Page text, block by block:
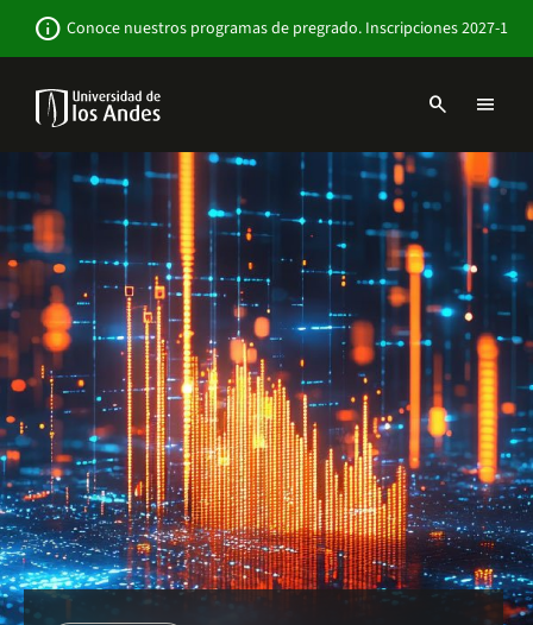
contenido
info Conoce nuestros programas de pregrado. Inscripciones 2027-1
Navbar
-
Institucional
search menu